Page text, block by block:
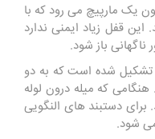
یک مارپیچ می رود که با
قفل زیاد ایمنی ندارد
باز شود.
شده است که به دو
که میله درون لوله
دستبند های النگویی
می شود.